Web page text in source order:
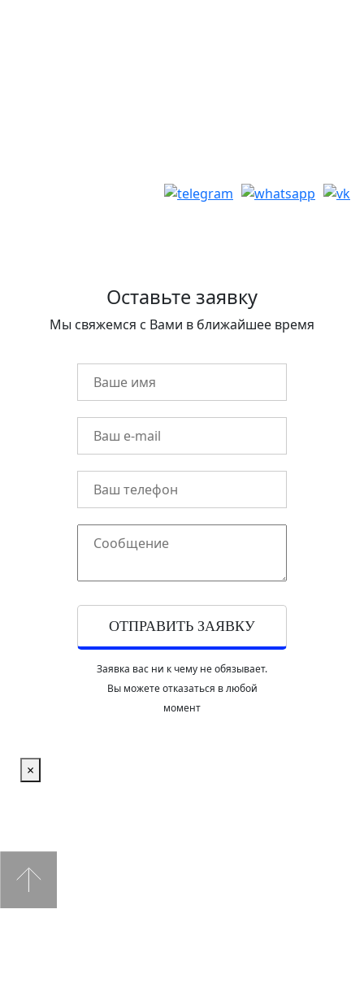
Оставьте заявку
Мы свяжемся с Вами в ближайшее время
Заявка вас ни к чему не обязывает.
Вы можете отказаться в любой
момент
×